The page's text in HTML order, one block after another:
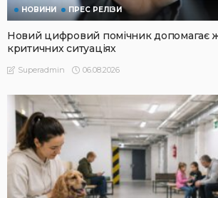
НОВИНИ ПРЕС РЕЛІЗИ
Новий цифровий помічник допомагає
критичних ситуаціях
Superadmin 06.08.2026